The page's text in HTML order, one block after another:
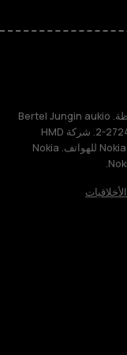
TM و © 2026 HMD Global. جميع الحقوق محفوظة. Bertel Jungin aukio
9, 02600 Espoo, Finland. مُعرِّف الشركة: 2724044-2. شركة HMD
Global Oy حاصلة على ترخيص من الاسم التجاري Nokia للهواتف. Nokia
الأخلاقيات